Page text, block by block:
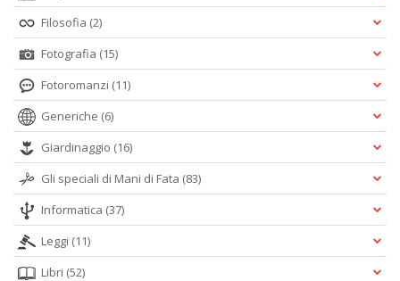
Filosofia (2)
Fotografia (15)
Fotoromanzi (11)
Generiche (6)
Giardinaggio (16)
Gli speciali di Mani di Fata (83)
Informatica (37)
Leggi (11)
Libri (52)